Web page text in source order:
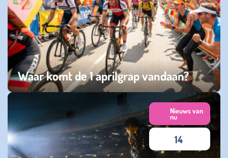
Waar komt de 1 aprilgrap vandaan?
dinsdag 31 maart 2026
Nieuws van
nu
14